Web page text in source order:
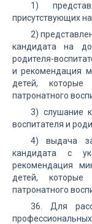
1)
присутствующих
2)
кандидата на
родителя-
и рекомендация
детей,
патронатного
3) слушание
воспитателя и
4) выдача
кандидата с
рекомендация
детей,
патронатного
36. Для